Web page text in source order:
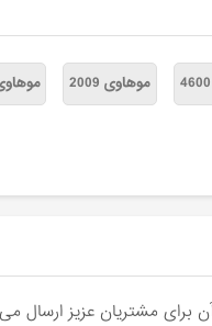
موهاوی 2009 موهاوی